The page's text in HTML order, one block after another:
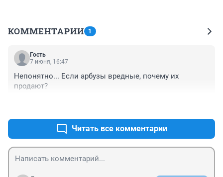
КОММЕНТАРИИ 1
Гость
7 июня, 16:47
Непонятно... Если арбузы вредные, почему их
продают?
Читать все комментарии